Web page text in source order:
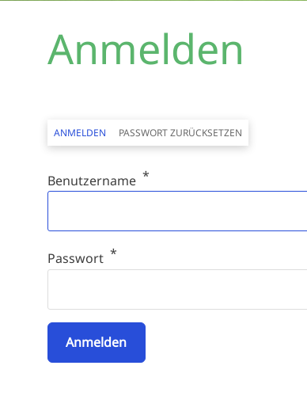
Anmelden
Primäre Reiter
ANMELDEN PASSWORT ZURÜCKSETZEN
Benutzername
Passwort